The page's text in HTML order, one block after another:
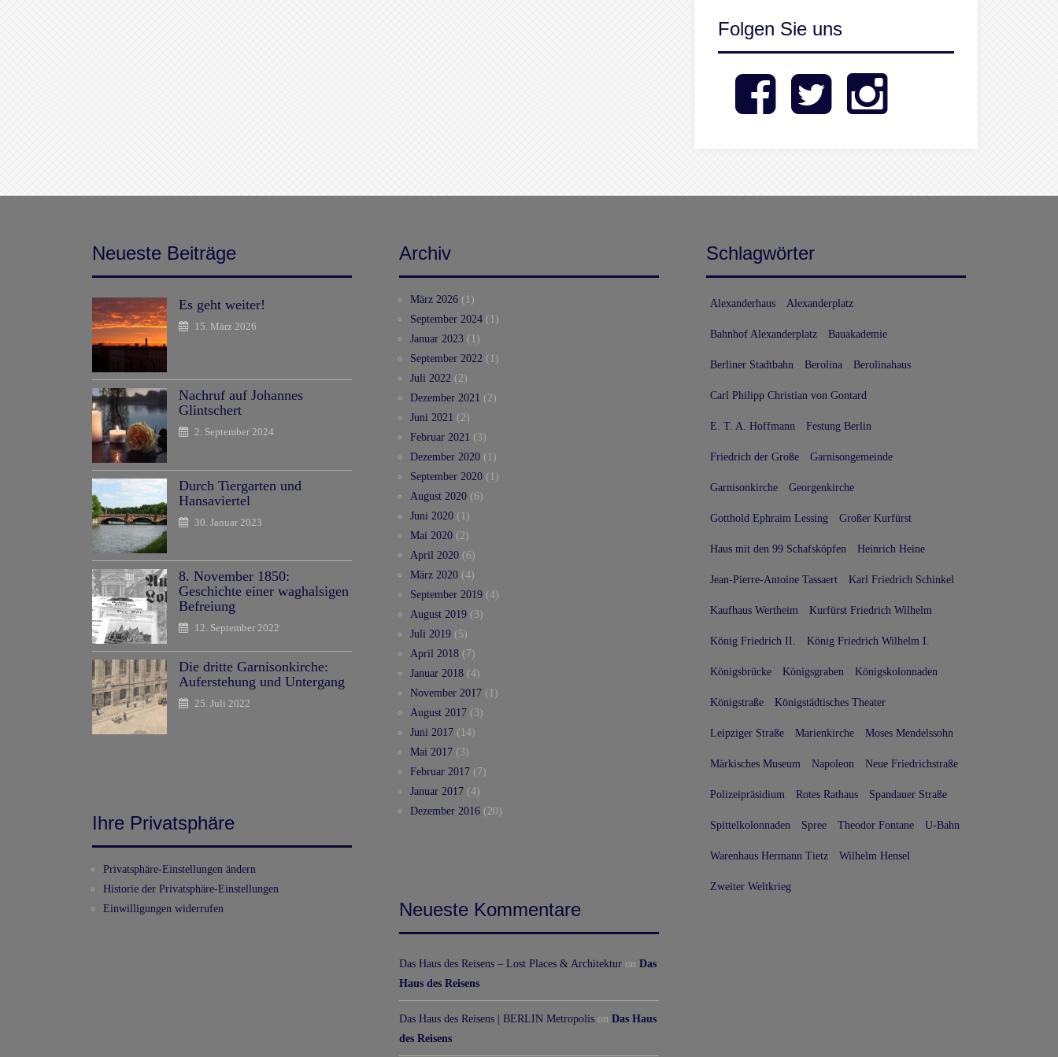
Folgen Sie uns
Facebook Twitter Instagram
Neueste Beiträge
Es geht weiter!
15. März 2026
Nachruf auf Johannes
Glintschert
2. September 2024
Durch Tiergarten und
Hansaviertel
30. Januar 2023
8. November 1850:
Geschichte einer waghalsigen
Befreiung
12. September 2022
Die dritte Garnisonkirche:
Auferstehung und Untergang
25. Juli 2022
Ihre Privatsphäre
Privatsphäre-Einstellungen ändern
Historie der Privatsphäre-Einstellungen
Einwilligungen widerrufen
Archiv
März 2026 (1)
September 2024 (1)
Januar 2023 (1)
September 2022 (1)
Juli 2022 (2)
Dezember 2021 (2)
Juni 2021 (2)
Februar 2021 (3)
Dezember 2020 (1)
September 2020 (1)
August 2020 (6)
Juni 2020 (1)
Mai 2020 (2)
April 2020 (6)
März 2020 (4)
September 2019 (4)
August 2019 (3)
Juli 2019 (5)
April 2018 (7)
Januar 2018 (4)
November 2017 (1)
August 2017 (3)
Juni 2017 (14)
Mai 2017 (3)
Februar 2017 (7)
Januar 2017 (4)
Dezember 2016 (20)
Neueste Kommentare
Das Haus des Reisens – Lost Places & Architektur on Das
Haus des Reisens
Das Haus des Reisens | BERLIN Metropolis on Das Haus
des Reisens
Schlagwörter
Alexanderhaus Alexanderplatz
Bahnhof Alexanderplatz Bauakademie
Berliner Stadtbahn Berolina Berolinahaus
Carl Philipp Christian von Gontard
E. T. A. Hoffmann Festung Berlin
Friedrich der Große Garnisongemeinde
Garnisonkirche Georgenkirche
Gotthold Ephraim Lessing Großer Kurfürst
Haus mit den 99 Schafsköpfen Heinrich Heine
Jean-Pierre-Antoine Tassaert Karl Friedrich Schinkel
Kaufhaus Wertheim Kurfürst Friedrich Wilhelm
König Friedrich II. König Friedrich Wilhelm I.
Königsbrücke Königsgraben Königskolonnaden
Königstraße Königstädtisches Theater
Leipziger Straße Marienkirche Moses Mendelssohn
Märkisches Museum Napoleon Neue Friedrichstraße
Polizeipräsidium Rotes Rathaus Spandauer Straße
Spittelkolonnaden Spree Theodor Fontane U-Bahn
Warenhaus Hermann Tietz Wilhelm Hensel
Zweiter Weltkrieg